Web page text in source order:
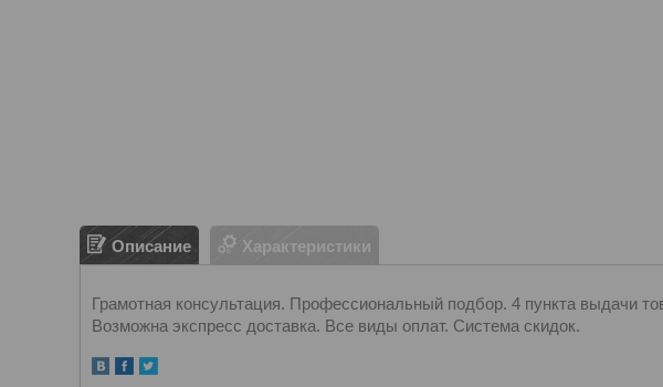
Описание Характеристики
Грамотная консультация. Профессиональный подбор. 4 пункта выдачи
Возможна экспресс доставка. Все виды оплат. Система скидок.